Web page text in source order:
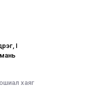
I
хаяг